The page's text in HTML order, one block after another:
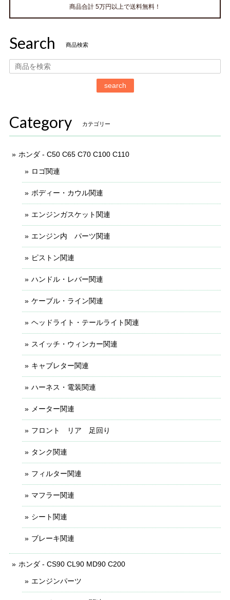
商品合計 5万円以上で送料無料！
Search 商品検索
search
Category カテゴリー
ホンダ - C50 C65 C70 C100 C110
ロゴ関連
ボディー・カウル関連
エンジンガスケット関連
エンジン内 パーツ関連
ピストン関連
ハンドル・レバー関連
ケーブル・ライン関連
ヘッドライト・テールライト関連
スイッチ・ウィンカー関連
キャブレター関連
ハーネス・電装関連
メーター関連
フロント リア 足回り
タンク関連
フィルター関連
マフラー関連
シート関連
ブレーキ関連
ホンダ - CS90 CL90 MD90 C200
エンジンパーツ